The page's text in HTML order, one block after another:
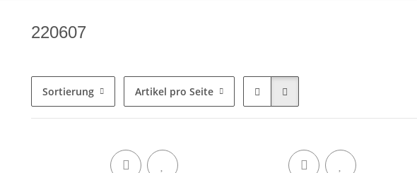
220607
Sortierung Artikel pro Seite